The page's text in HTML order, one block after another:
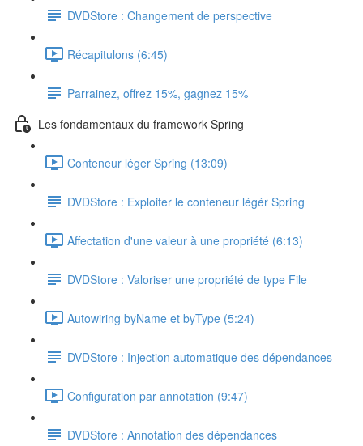
DVDStore : Changement de perspective
Récapitulons (6:45)
Parrainez, offrez 15%, gagnez 15%
Les fondamentaux du framework Spring
Conteneur léger Spring (13:09)
DVDStore : Exploiter le conteneur légér Spring
Affectation d'une valeur à une propriété (6:13)
DVDStore : Valoriser une propriété de type File
Autowiring byName et byType (5:24)
DVDStore : Injection automatique des dépendances
Configuration par annotation (9:47)
DVDStore : Annotation des dépendances